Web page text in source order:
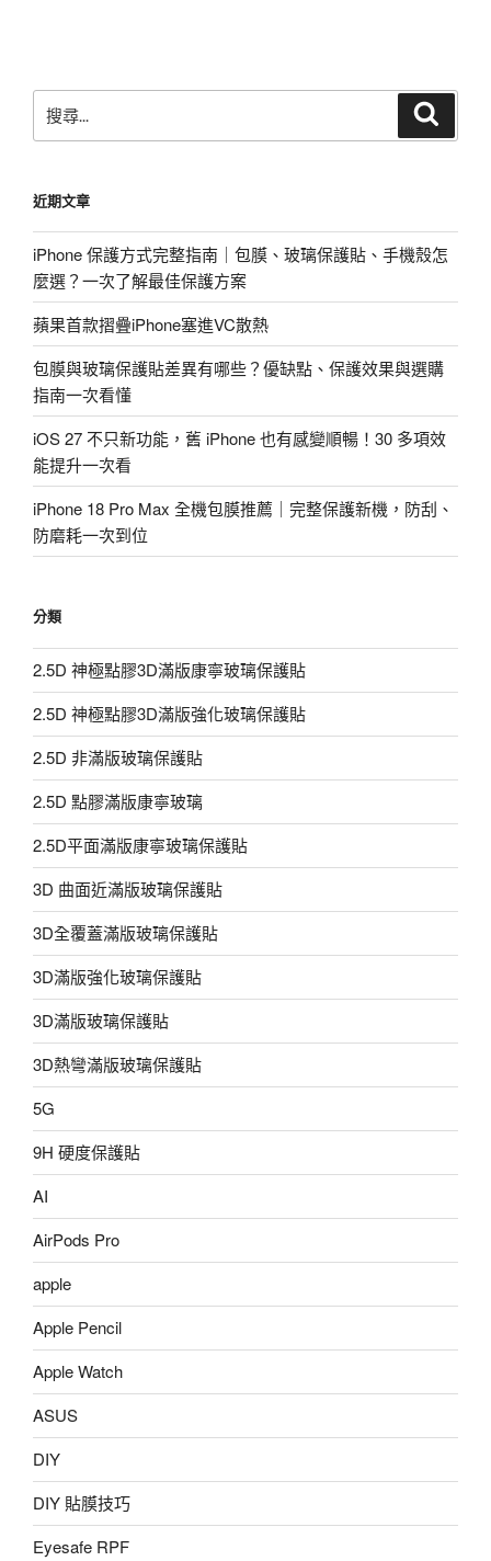
尋
字:
近期文章
iPhone 保護方式完整指南｜包膜、玻璃保護貼、手機殼怎
麼選？一次了解最佳保護方案
蘋果首款摺疊iPhone塞進VC散熱
包膜與玻璃保護貼差異有哪些？優缺點、保護效果與選購
指南一次看懂
iOS 27 不只新功能，舊 iPhone 也有感變順暢！30 多項效
能提升一次看
iPhone 18 Pro Max 全機包膜推薦｜完整保護新機，防刮、
防磨耗一次到位
分類
2.5D 神極點膠3D滿版康寧玻璃保護貼
2.5D 神極點膠3D滿版強化玻璃保護貼
2.5D 非滿版玻璃保護貼
2.5D 點膠滿版康寧玻璃
2.5D平面滿版康寧玻璃保護貼
3D 曲面近滿版玻璃保護貼
3D全覆蓋滿版玻璃保護貼
3D滿版強化玻璃保護貼
3D滿版玻璃保護貼
3D熱彎滿版玻璃保護貼
5G
9H 硬度保護貼
AI
AirPods Pro
apple
Apple Pencil
Apple Watch
ASUS
DIY
DIY 貼膜技巧
Eyesafe RPF